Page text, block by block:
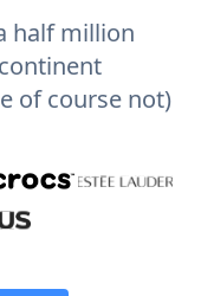
half million
of course not)